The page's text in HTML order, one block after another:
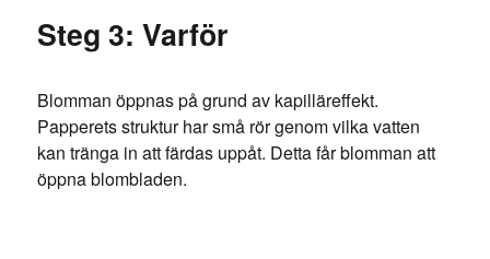
Steg 3: Varför
Blomman öppnas på grund av kapilläreffekt.
Papperets struktur har små rör genom vilka vatten
kan tränga in att färdas uppåt. Detta får blomman att
öppna blombladen.